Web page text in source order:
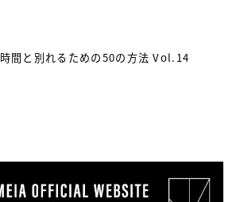
時間と別れるための50の方法 Vol.14